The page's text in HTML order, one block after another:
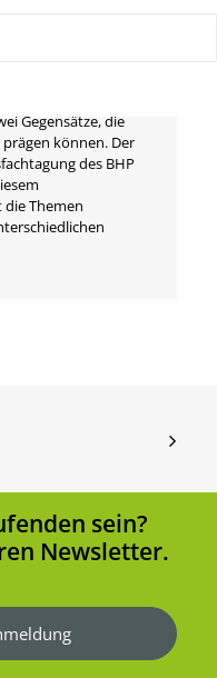
Gegensätze, die
können. Der
des BHP
Themen
sein?
Newsletter.